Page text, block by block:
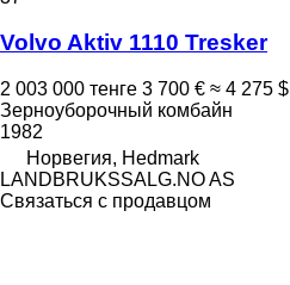
Volvo Aktiv 1110 Tresker
2 003 000 тенге 3 700 € ≈ 4 275 $
Зерноуборочный комбайн
1982
Норвегия, Hedmark
LANDBRUKSSALG.NO AS
Связаться с продавцом